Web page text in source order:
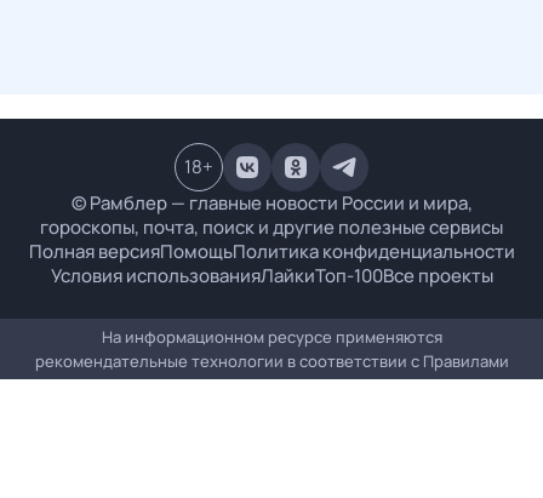
© Рамблер — главные новости России и мира,
гороскопы, почта, поиск и другие полезные сервисы
Полная версияПомощьПолитика конфиденциальности
Условия использованияЛайкиТоп-100Все проекты
18+
На информационном ресурсе применяются
рекомендательные технологии в соответствии с Правилами